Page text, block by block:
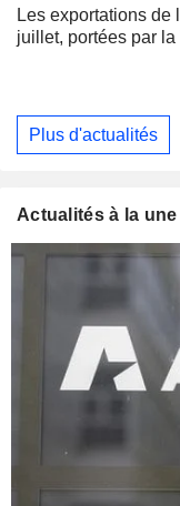
Les exportations de
juillet, portées par la
Plus d'actualités
Actualités à la une